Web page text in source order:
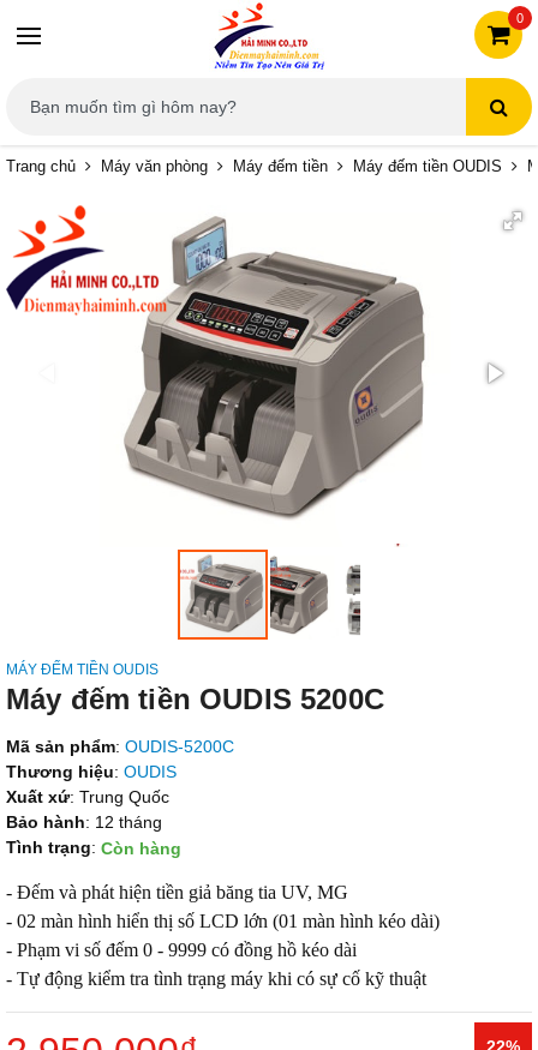
0
Trang chủ Máy văn phòng Máy đếm tiền Máy đếm tiền OUDIS
MÁY ĐẾM TIỀN OUDIS
Máy đếm tiền OUDIS 5200C
Mã sản phẩm: OUDIS-5200C
Thương hiệu: OUDIS
Xuất xứ: Trung Quốc
Bảo hành: 12 tháng
Tình trạng: Còn hàng
- Đếm và phát hiện tiền giả băng tia UV, MG
- 02 màn hình hiển thị số LCD lớn (01 màn hình kéo dài)
- Phạm vi số đếm 0 - 9999 có đồng hồ kéo dài
- Tự động kiểm tra tình trạng máy khi có sự cố kỹ thuật